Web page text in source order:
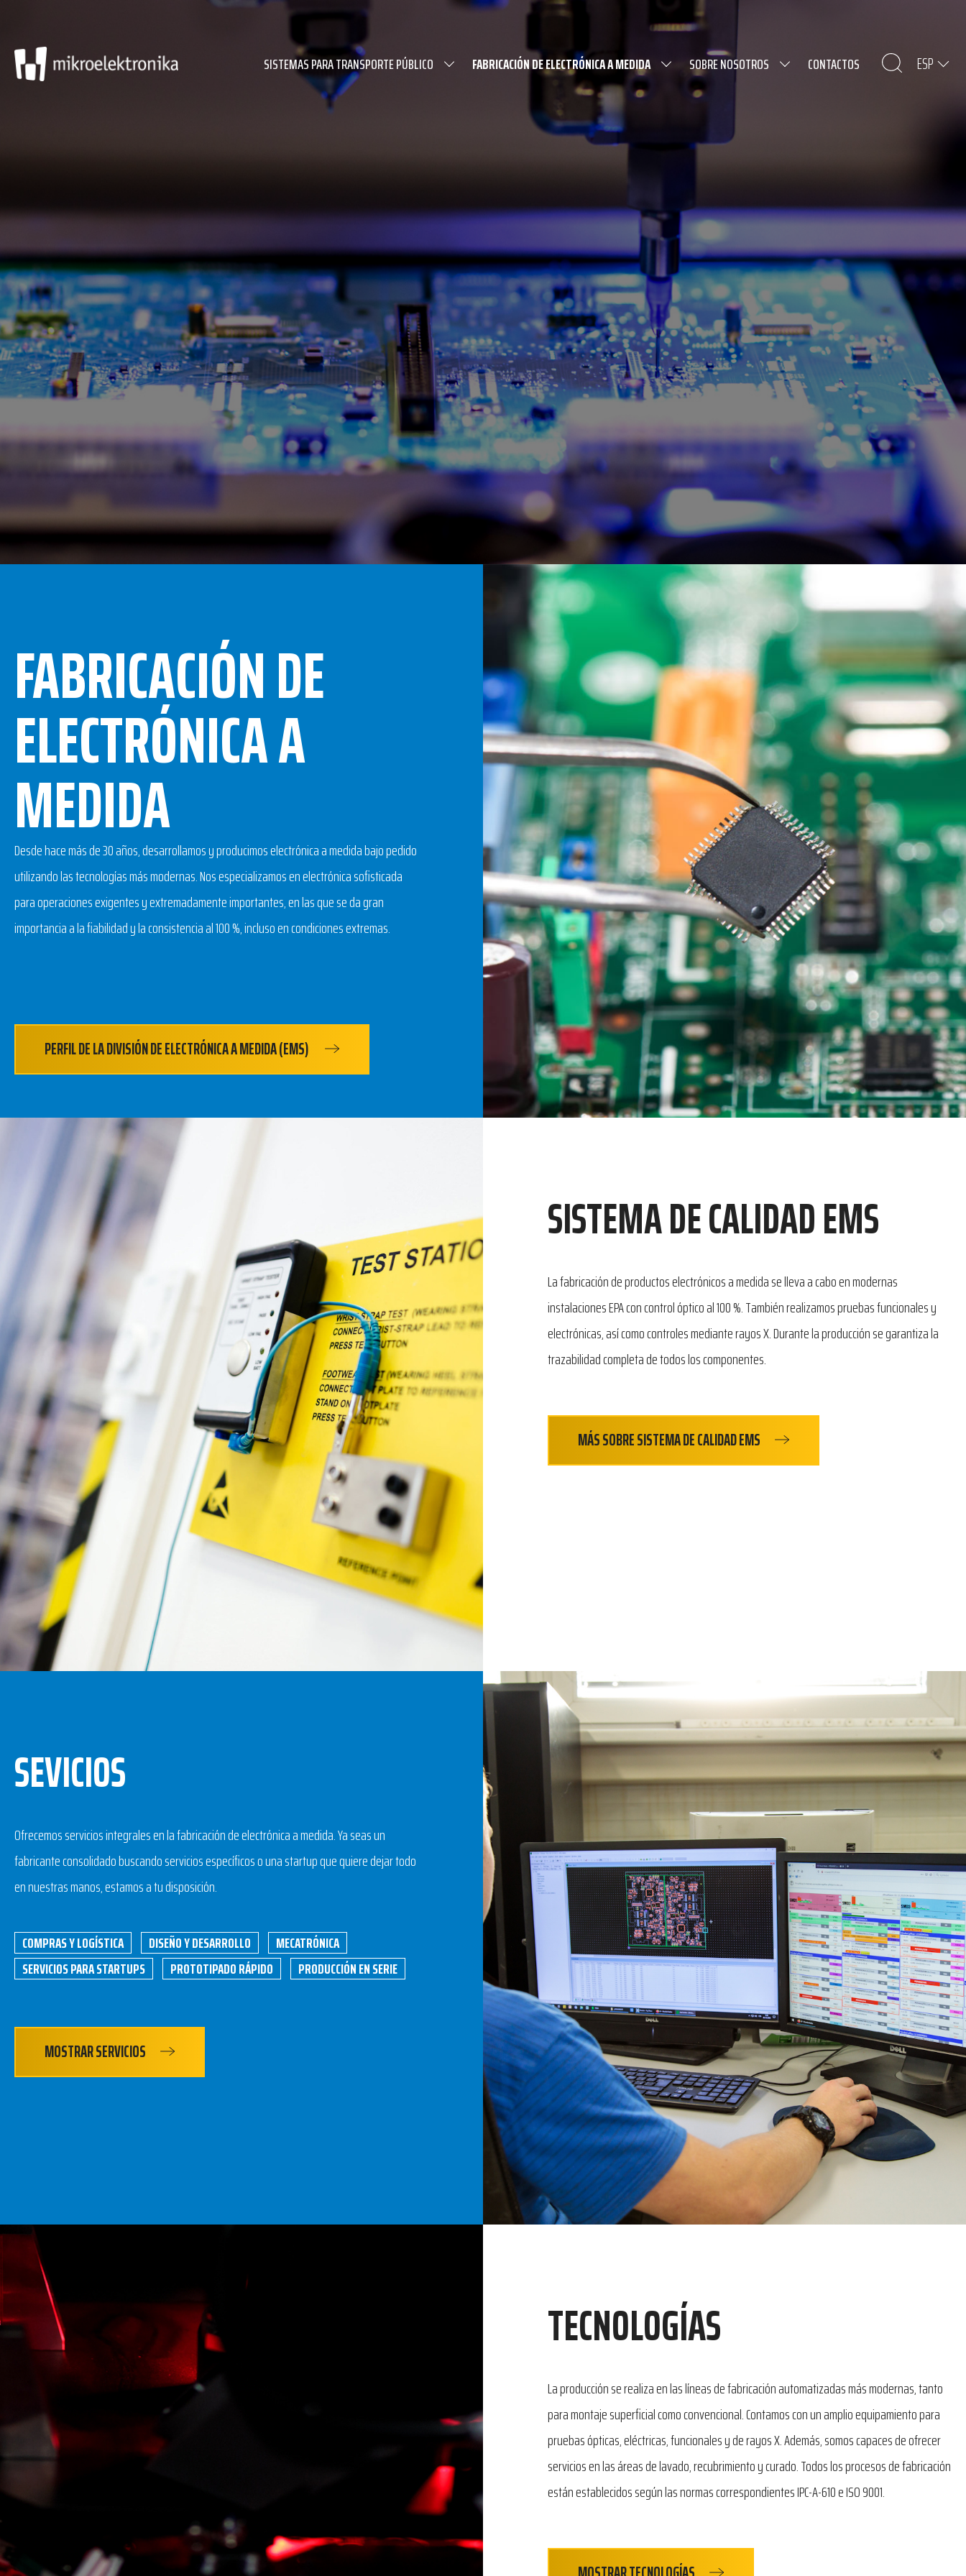
SISTEMAS PARA TRANSPORTE PÚBLICO FABRICACIÓN DE ELECTRÓNICA A MEDIDA SOBRE NOSOTROS CONTACTOS ESP
FABRICACIÓN DE
ELECTRÓNICA A
MEDIDA
Desde hace más de 30 años, desarrollamos y producimos electrónica a medida bajo pedido
utilizando las tecnologías más modernas. Nos especializamos en electrónica sofisticada
para operaciones exigentes y extremadamente importantes, en las que se da gran
importancia a la fiabilidad y la consistencia al 100 %, incluso en condiciones extremas.
PERFIL DE LA DIVISIÓN DE ELECTRÓNICA A MEDIDA (EMS)
SISTEMA DE CALIDAD EMS
La fabricación de productos electrónicos a medida se lleva a cabo en modernas
instalaciones EPA con control óptico al 100 %. También realizamos pruebas funcionales y
electrónicas, así como controles mediante rayos X. Durante la producción se garantiza la
trazabilidad completa de todos los componentes.
MÁS SOBRE SISTEMA DE CALIDAD EMS
SEVICIOS
Ofrecemos servicios integrales en la fabricación de electrónica a medida. Ya seas un
fabricante consolidado buscando servicios específicos o una startup que quiere dejar todo
en nuestras manos, estamos a tu disposición.
COMPRAS Y LOGÍSTICA DISEÑO Y DESARROLLO
MECATRÓNICA
SERVICIOS PARA STARTUPS
PROTOTIPADO RÁPIDO PRODUCCIÓN EN SERIE
MOSTRAR SERVICIOS
TECNOLOGÍAS
La producción se realiza en las líneas de fabricación automatizadas más modernas, tanto
para montaje superficial como convencional. Contamos con un amplio equipamiento para
pruebas ópticas, eléctricas, funcionales y de rayos X. Además, somos capaces de ofrecer
servicios en las áreas de lavado, recubrimiento y curado. Todos los procesos de fabricación
están establecidos según las normas correspondientes IPC-A-610 e ISO 9001.